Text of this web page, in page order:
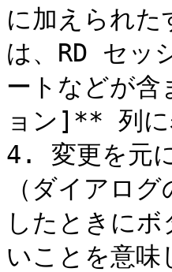
に加えられた
は、RD セッ
ートなどが
ョン]** 列に
4. 変更を元
（ダイアロ
したときに
いことを意味